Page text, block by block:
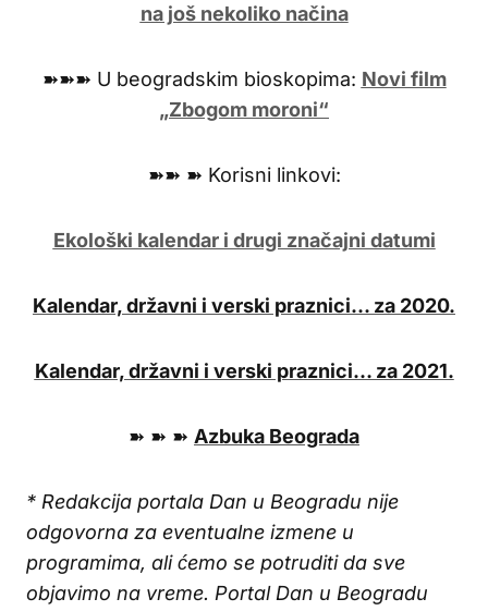
na još nekoliko načina
➽➽➽ U beogradskim bioskopima: Novi film
„Zbogom moroni“
➽➽ ➽ Korisni linkovi:
Ekološki kalendar i drugi značajni datumi
Kalendar, državni i verski praznici… za 2020.
Kalendar, državni i verski praznici… za 2021.
➽ ➽ ➽ Azbuka Beograda
* Redakcija portala Dan u Beogradu nije
odgovorna za eventualne izmene u
programima, ali ćemo se potruditi da sve
objavimo na vreme. Portal Dan u Beogradu